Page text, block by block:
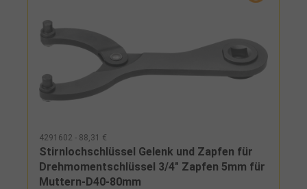
4291602 - 88,31 €
Stirnlochschlüssel Gelenk und Zapfen für
Drehmomentschlüssel 3/4" Zapfen 5mm für
Muttern-D40-80mm